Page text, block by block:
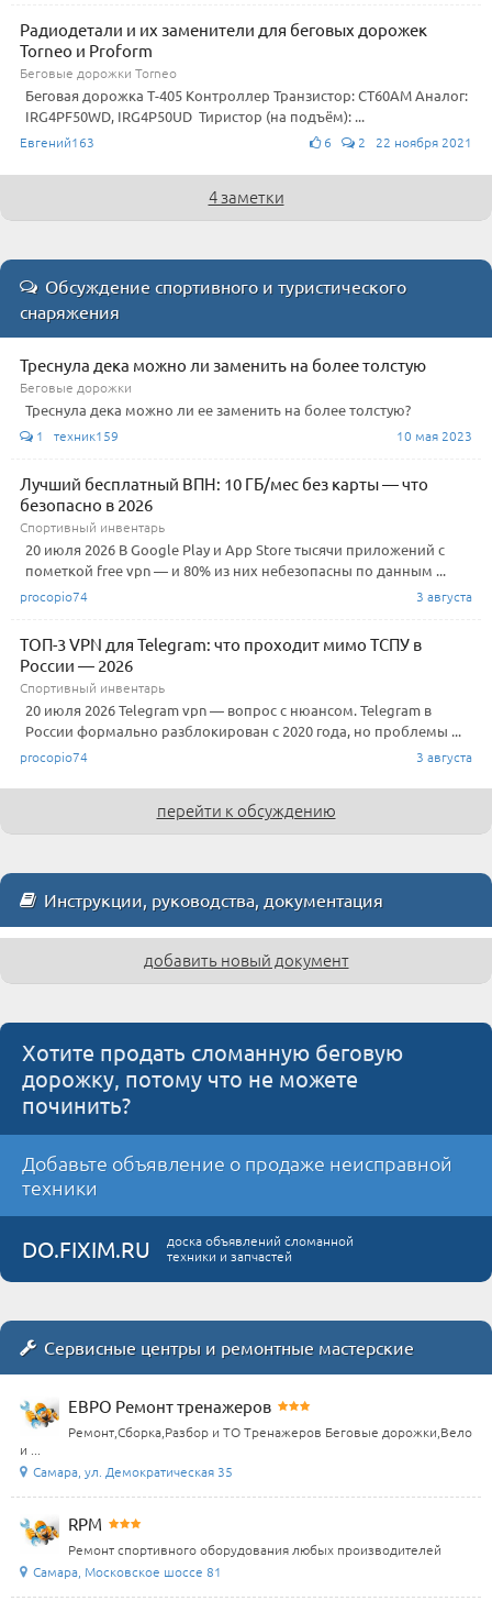
Радиодетали и их заменители для беговых дорожек
Torneo и Proform
Беговые дорожки Torneo
Беговая дорожка Т-405 Контроллер Транзистор: CT60AM Аналог:
IRG4PF50WD, IRG4P50UD Тиристор (на подъём): ...
Евгений163 6 2 22 ноября 2021
4 заметки
Обсуждение спортивного и туристического
снаряжения
Треснула дека можно ли заменить на более толстую
Беговые дорожки
Треснула дека можно ли ее заменить на более толстую?
1 техник159 10 мая 2023
Лучший бесплатный ВПН: 10 ГБ/мес без карты — что
безопасно в 2026
Спортивный инвентарь
20 июля 2026 В Google Play и App Store тысячи приложений с
пометкой free vpn — и 80% из них небезопасны по данным ...
procopio74 3 августа
ТОП-3 VPN для Telegram: что проходит мимо ТСПУ в
России — 2026
Спортивный инвентарь
20 июля 2026 Telegram vpn — вопрос с нюансом. Telegram в
России формально разблокирован с 2020 года, но проблемы ...
procopio74 3 августа
перейти к обсуждению
Инструкции, руководства, документация
добавить новый документ
Хотите продать сломанную беговую
дорожку, потому что не можете
починить?
Добавьте объявление о продаже неисправной
техники
DO.FIXIM.RU
доска объявлений сломанной
техники и запчастей
Сервисные центры и ремонтные мастерские
ЕВРО Ремонт тренажеров
Ремонт,Сборка,Разбор и ТО Тренажеров Беговые дорожки,Вело
и ...
Самара, ул. Демократическая 35
RPM
Ремонт спортивного оборудования любых производителей
Самара, Московское шоссе 81